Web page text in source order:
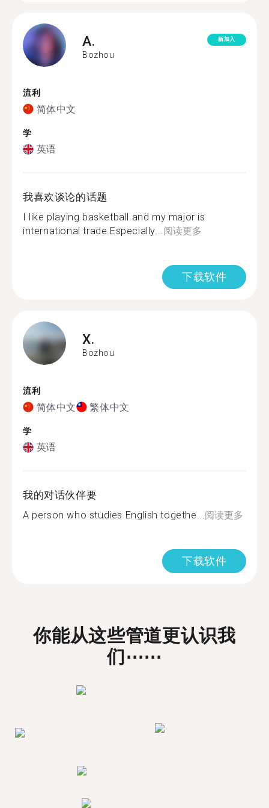
A.
Bozhou
新加入
流利
简体中文
学
英语
我喜欢谈论的话题
I like playing basketball and my major is
international trade.Especially...阅读更多
下载软件
X.
Bozhou
流利
简体中文 繁体中文
学
英语
我的对话伙伴要
A person who studies English togethe...阅读更多
下载软件
你能从这些管道更认识我
们⋯⋯